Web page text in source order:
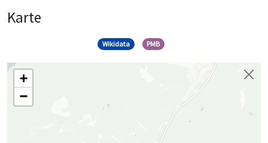
Karte
Wikidata PMB
+
−